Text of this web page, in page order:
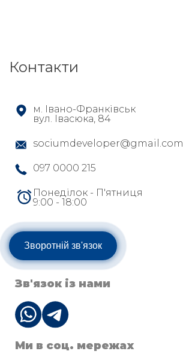
Контакти
м. Івано-Франківськ
вул. Івасюка, 84
sociumdeveloper@gmail.com
097 0000 215
Понеділок - П'ятниця
9:00 - 18:00
Зворотній зв'язок
Зв'язок із нами
Ми в соц. мережах